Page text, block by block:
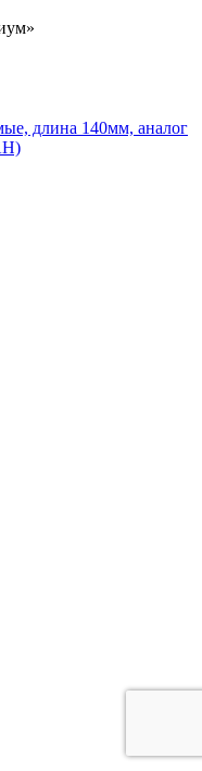
длина 140мм, аналог